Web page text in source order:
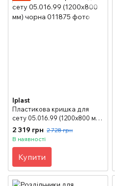
Iplast
Пластикова кришка для
сету 05.016.99 (1200х800 мм)
чорна
2 319 грн 2 728 грн
В наявності
Купити